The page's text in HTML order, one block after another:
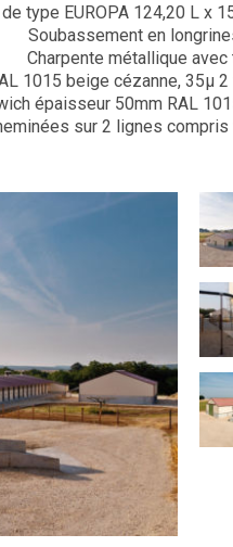
type EUROPA 124,20 L x
Soubassement en
Charpente métallique
1015 beige cézanne,
épaisseur 50mm RAL
sur 2 lignes